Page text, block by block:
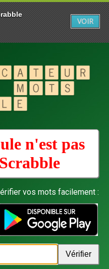
n'est pas
Scrabble
vos mots facilement :
VOIR